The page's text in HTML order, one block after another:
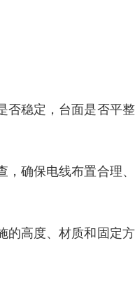
稳定，台面是否平
确保电线布置合理
高度、材质和固定